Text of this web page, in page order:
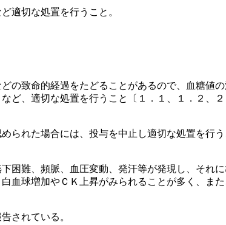
適切な処置を行うこと。
致命的経過をたどることがあるので、血糖値
、適切な処置を行うこと〔１．１、１．２、２
れた場合には、投与を中止し適切な処置を行
難、頻脈、血圧変動、発汗等が発現し、それ
血球増加やＣＫ上昇がみられることが多く、ま
されている。